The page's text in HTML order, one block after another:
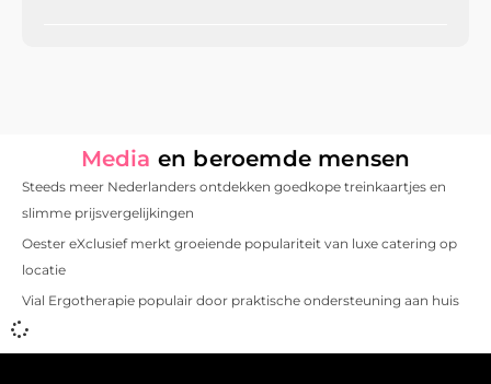
Media en beroemde mensen
Steeds meer Nederlanders ontdekken goedkope treinkaartjes en
slimme prijsvergelijkingen
Oester eXclusief merkt groeiende populariteit van luxe catering op
locatie
Vial Ergotherapie populair door praktische ondersteuning aan huis